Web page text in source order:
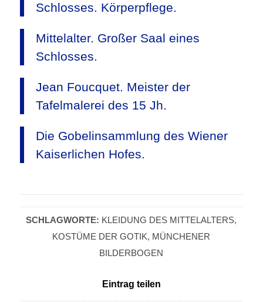
Schlosses. Körperpflege.
Mittelalter. Großer Saal eines
Schlosses.
Jean Foucquet. Meister der
Tafelmalerei des 15 Jh.
Die Gobelinsammlung des Wiener
Kaiserlichen Hofes.
SCHLAGWORTE: KLEIDUNG DES MITTELALTERS,
KOSTÜME DER GOTIK, MÜNCHENER
BILDERBOGEN
Eintrag teilen